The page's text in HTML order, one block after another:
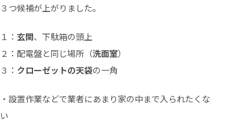
３つ候補が上がりました。
１： 玄関、下駄箱の頭上
２：配電盤と同じ場所（洗面室）
３： クローゼットの天袋の一角
・設置作業などで業者にあまり家の中まで入られたくな
い